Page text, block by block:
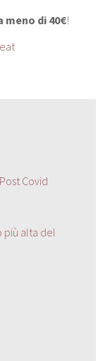
meno di 40€!
Covid
più alta del